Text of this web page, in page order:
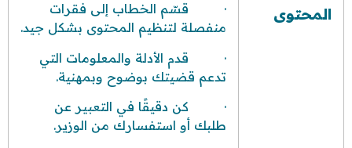
المحتوى
· قسّم الخطاب إلى فقرات
منفصلة لتنظيم المحتوى بشكل جيد.
· قدم الأدلة والمعلومات التي
تدعم قضيتك بوضوح وبمهنية.
· كن دقيقًا في التعبير عن
طلبك أو استفسارك من الوزير.